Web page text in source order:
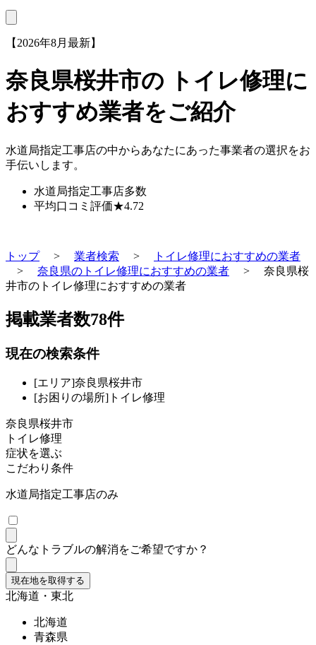
【2026年8月最新】
奈良県桜井市の トイレ修理に
おすすめ業者をご紹介
水道局指定工事店の中からあなたにあった事業者の選択をお
手伝いします。
水道局指定工事店多数
平均口コミ評価★4.72
トップ> 業者検索 >
トイレ修理におすすめの業者
> 奈良県のトイレ修理におすすめの業者 > 奈良県桜
井市のトイレ修理におすすめの業者
掲載業者数78件
現在の検索条件
[エリア]奈良県桜井市
[お困りの場所]トイレ修理
奈良県桜井市
トイレ修理
症状を選ぶ
こだわり条件
水道局指定工事店のみ
どんなトラブルの解消をご希望ですか？
現在地を取得する
北海道・東北
北海道
青森県